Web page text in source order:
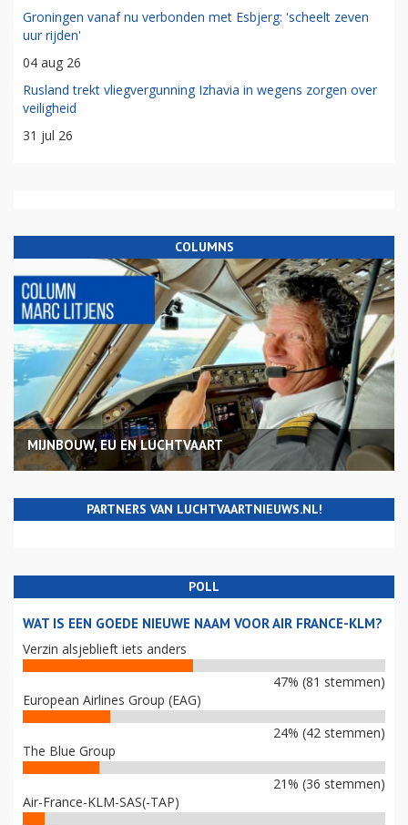
Groningen vanaf nu verbonden met Esbjerg: 'scheelt zeven
uur rijden'
04 aug 26
Rusland trekt vliegvergunning Izhavia in wegens zorgen over
veiligheid
31 jul 26
COLUMNS
MIJNBOUW, EU EN LUCHTVAART
PARTNERS VAN LUCHTVAARTNIEUWS.NL!
POLL
WAT IS EEN GOEDE NIEUWE NAAM VOOR AIR FRANCE-KLM?
Verzin alsjeblieft iets anders
47% (81 stemmen)
European Airlines Group (EAG)
24% (42 stemmen)
The Blue Group
21% (36 stemmen)
Air-France-KLM-SAS(-TAP)